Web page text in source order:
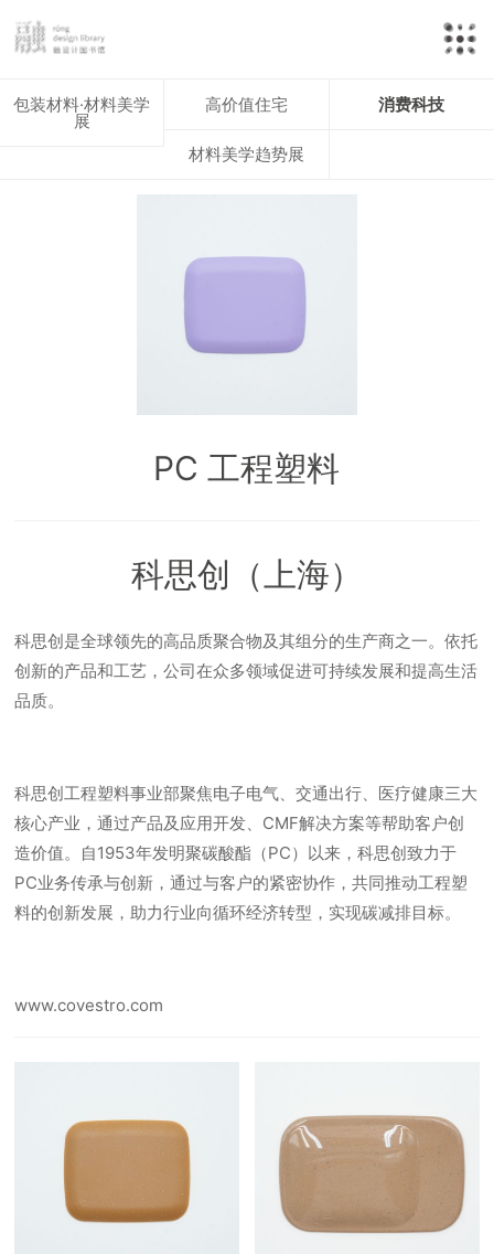
包装材料·材料美学
展
高价值住宅 消费科技
材料美学趋势展
PC 工程塑料
科思创（上海）
科思创是全球领先的高品质聚合物及其组分的生产商之一。依托
创新的产品和工艺，公司在众多领域促进可持续发展和提高生活
品质。
科思创工程塑料事业部聚焦电子电气、交通出行、医疗健康三大
核心产业，通过产品及应用开发、CMF解决方案等帮助客户创
造价值。自1953年发明聚碳酸酯（PC）以来，科思创致力于
PC业务传承与创新，通过与客户的紧密协作，共同推动工程塑
料的创新发展，助力行业向循环经济转型，实现碳减排目标。
www.covestro.com